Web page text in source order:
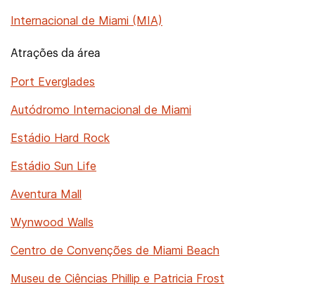
Internacional de Miami (MIA)
Atrações da área
Port Everglades
Autódromo Internacional de Miami
Estádio Hard Rock
Estádio Sun Life
Aventura Mall
Wynwood Walls
Centro de Convenções de Miami Beach
Museu de Ciências Phillip e Patricia Frost